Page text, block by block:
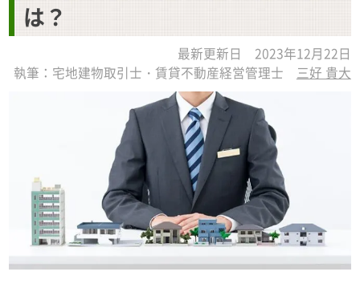
は？
最新更新日 2023年12月22日
執筆：宅地建物取引士・賃貸不動産経営管理士 三好 貴大